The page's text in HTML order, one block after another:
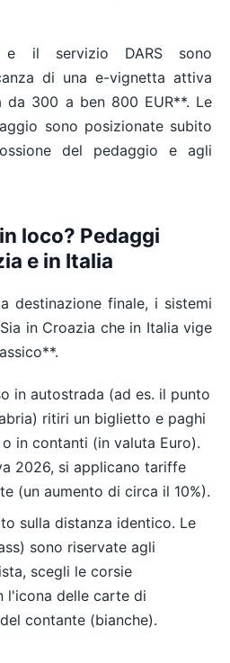
e il servizio DARS sono
di una e-vignetta attiva
300 a ben 800 EUR**. Le
sono posizionate subito
del pedaggio e agli
loco? Pedaggi
e in Italia
destinazione finale, i sistemi
in Croazia che in Italia vige
in autostrada (ad es. il punto
ritiri un biglietto e paghi
in contanti (in valuta Euro).
2026, si applicano tariffe
(un aumento di circa il 10%).
sulla distanza identico. Le
sono riservate agli
scegli le corsie
l'icona delle carte di
contante (bianche).